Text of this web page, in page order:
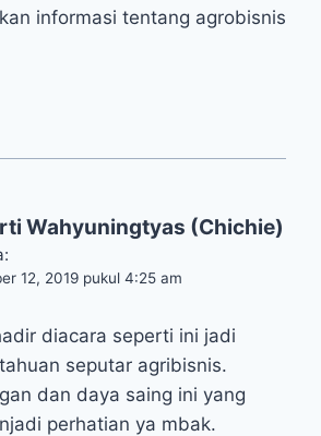
informasi tentang agrobisnis
Wahyuningtyas (Chichie)
12, 2019 pukul 4:25 am
diacara seperti ini jadi
seputar agribisnis.
dan daya saing ini yang
perhatian ya mbak.